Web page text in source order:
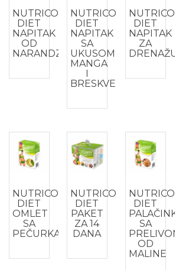
NUTRICO
DIET
NAPITAK
OD
NARANDZE
NUTRICO
DIET
NAPITAK
SA
UKUSOM
MANGA
I
BRESKVE
NUTRICO
DIET
NAPITAK
ZA
DRENAŽU
NUTRICO
DIET
OMLET
SA
PEČURKAMA
NUTRICO
DIET
PAKET
ZA 14
DANA
NUTRICO
DIET
PALAČINKE
SA
PRELIVOM
OD
MALINE